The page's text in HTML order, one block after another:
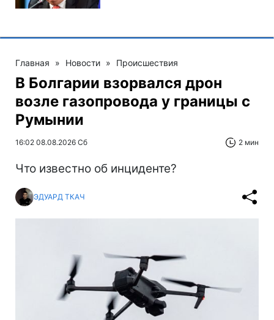
Главная » Новости » Происшествия
В Болгарии взорвался дрон
возле газопровода у границы с
Румынии
16:02 08.08.2026 Сб 2 мин
Что известно об инциденте?
ЭДУАРД ТКАЧ